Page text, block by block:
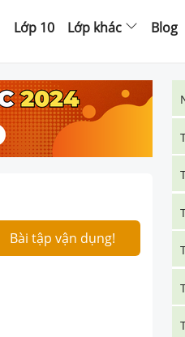
Lớp 10 Lớp khác Blog
Bài tập vận dụng!